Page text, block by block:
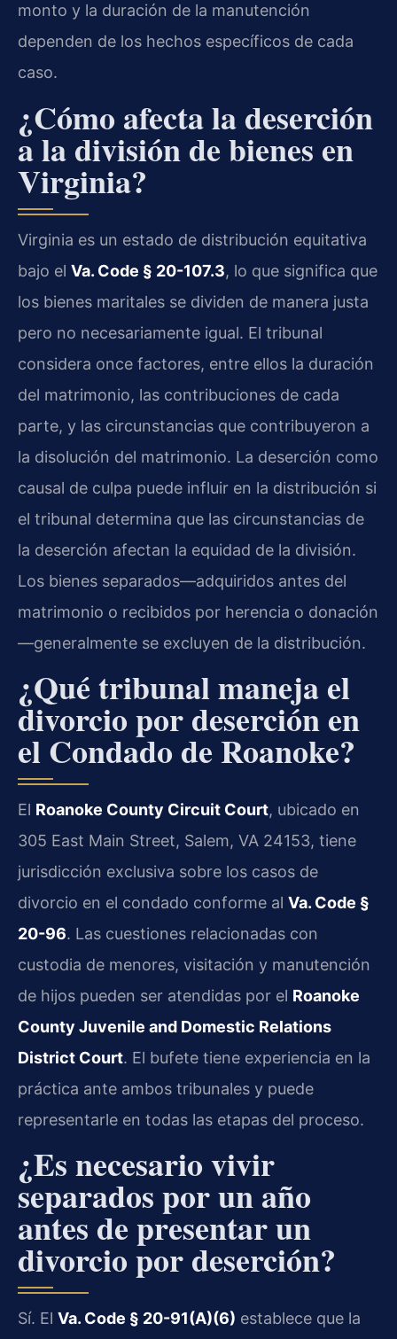
monto y la duración de la manutención
dependen de los hechos específicos de cada
caso.
¿Cómo afecta la deserción
a la división de bienes en
Virginia?
Virginia es un estado de distribución equitativa
bajo el Va. Code § 20-107.3, lo que significa que
los bienes maritales se dividen de manera justa
pero no necesariamente igual. El tribunal
considera once factores, entre ellos la duración
del matrimonio, las contribuciones de cada
parte, y las circunstancias que contribuyeron a
la disolución del matrimonio. La deserción como
causal de culpa puede influir en la distribución si
el tribunal determina que las circunstancias de
la deserción afectan la equidad de la división.
Los bienes separados—adquiridos antes del
matrimonio o recibidos por herencia o donación
—generalmente se excluyen de la distribución.
¿Qué tribunal maneja el
divorcio por deserción en
el Condado de Roanoke?
El Roanoke County Circuit Court, ubicado en
305 East Main Street, Salem, VA 24153, tiene
jurisdicción exclusiva sobre los casos de
divorcio en el condado conforme al Va. Code §
20-96. Las cuestiones relacionadas con
custodia de menores, visitación y manutención
de hijos pueden ser atendidas por el Roanoke
County Juvenile and Domestic Relations
District Court. El bufete tiene experiencia en la
práctica ante ambos tribunales y puede
representarle en todas las etapas del proceso.
¿Es necesario vivir
separados por un año
antes de presentar un
divorcio por deserción?
Sí. El Va. Code § 20-91(A)(6) establece que la